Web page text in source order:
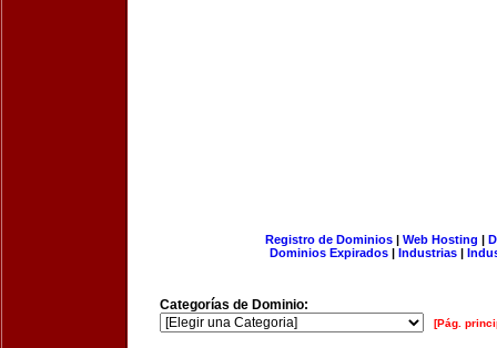
Registro de Dominios| Web Hosting |
Dominios Expirados | Industrias |
Categorías de Dominio:
[Pág.